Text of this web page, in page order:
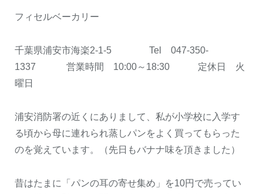
フィセルベーカリー
千葉県浦安市海楽2-1-5 Tel 047-350-
1337 営業時間 10:00～18:30 定休日 火
曜日
浦安消防署の近くにありまして、私が小学校に入学す
る頃から母に連れられ蒸しパンをよく買ってもらった
のを覚えています。（先日もバナナ味を頂きました）
昔はたまに「パンの耳の寄せ集め」を10円で売ってい